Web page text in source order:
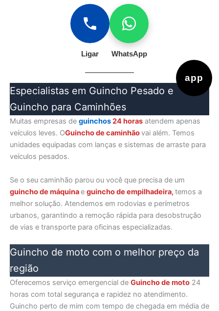
app
Ligar WhatsApp
Especialistas em Guincho Pesado e
Guincho para Caminhões
Muitas empresas de guinchos24 horas atendem apenas
veículos leves. OGuincho de caminhãovai além. Temos
unidades equipadas com lanças e sistemas de arraste para
veículos pesados.
Se o seu caminhão parou ou você que precisa de um
guincho de máquinae guincho de empilhadeira,temos a
melhor solução. Atendemos em rodovias e perímetros
urbanos, garantindo a remoção rápida para desobstrução
de vias e transporte para oficinas especializadas.
Guincho de moto com o melhor preço da
região
Oferecemos serviço emergencial de Guincho de moto 24
horas com total segurança e rapidez no atendimento.
Guincho perto de mim com tempo de chegada em média de